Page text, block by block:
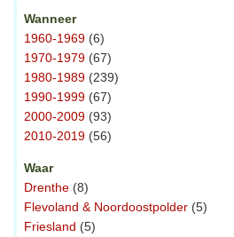
Wanneer
1960-1969 (6)
1970-1979 (67)
1980-1989 (239)
1990-1999 (67)
2000-2009 (93)
2010-2019 (56)
Waar
Drenthe (8)
Flevoland & Noordoostpolder (5)
Friesland (5)